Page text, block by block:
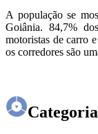
A população se
Goiânia. 84,7%
motoristas de carro
os corredores são